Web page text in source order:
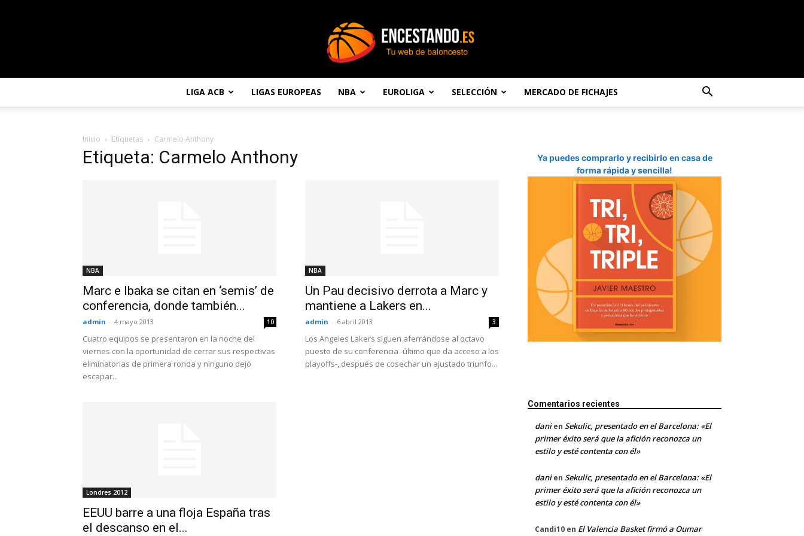
LIGA ACB LIGAS EUROPEAS NBA EUROLIGA SELECCIÓN MERCADO DE FICHAJES
Inicio Etiquetas Carmelo Anthony
Etiqueta: Carmelo Anthony
NBA
Marc e Ibaka se citan en ‘semis’ de
conferencia, donde también...
admin - 4 mayo 2013 10
Cuatro equipos se presentaron en la noche del
viernes con la oportunidad de cerrar sus respectivas
eliminatorias de primera ronda y ninguno dejó
escapar...
NBA
Un Pau decisivo derrota a Marc y
mantiene a Lakers en...
admin - 6 abril 2013 3
Los Angeles Lakers siguen aferrándose al octavo
puesto de su conferencia -último que da acceso a los
playoffs-, después de cosechar un ajustado triunfo...
Londres 2012
EEUU barre a una floja España tras
el descanso en el...
Ya puedes comprarlo y recibirlo en casa de
forma rápida y sencilla!
Comentarios recientes
danien Sekulic, presentado en el Barcelona: «El
primer éxito será que la afición reconozca un
estilo y esté contenta con él»
danien Sekulic, presentado en el Barcelona: «El
primer éxito será que la afición reconozca un
estilo y esté contenta con él»
Candi10 en El Valencia Basket firmó a Oumar